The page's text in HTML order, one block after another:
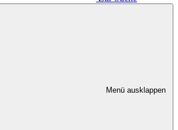
Menü ausklappen